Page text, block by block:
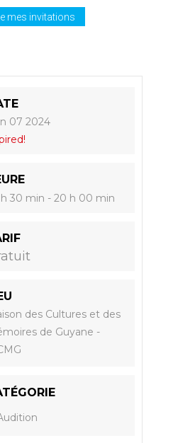
mes invitations
07 2024
30 min - 20 h 00 min
des Cultures et des
de Guyane -